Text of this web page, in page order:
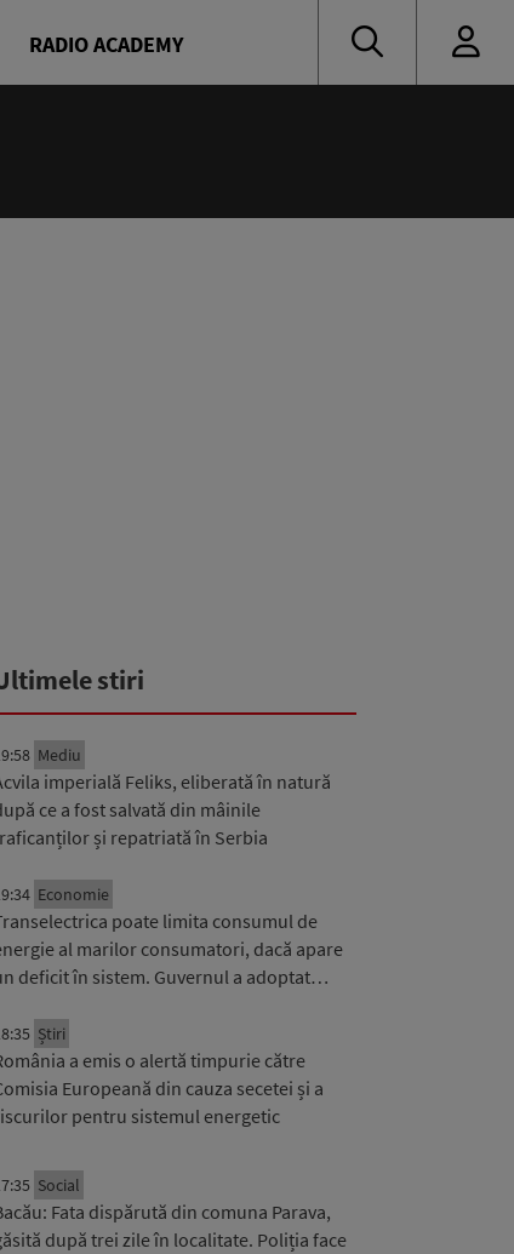
RADIO ACADEMY
stiri
Mediu
imperială Feliks, eliberată în natură
ce a fost salvată din mâinile
și repatriată în Serbia
Economie
poate limita consumul de
al marilor consumatori, dacă apare
deficit în sistem. Guvernul a adoptat…
Știri
a emis o alertă timpurie către
Europeană din cauza secetei și a
pentru sistemul energetic
Social
Fata dispărută din comuna Parava,
după trei zile în localitate. Poliția face